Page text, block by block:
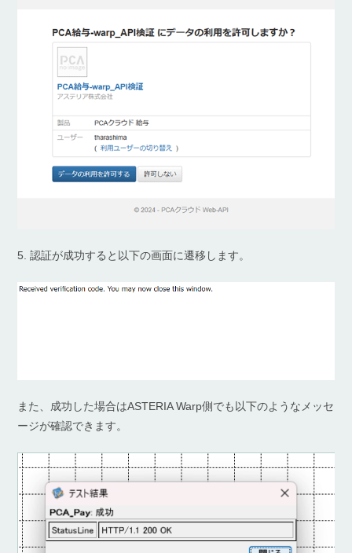
5. 認証が成功すると以下の画面に遷移します。
また、成功した場合はASTERIA Warp側でも以下のようなメッセ
ージが確認できます。